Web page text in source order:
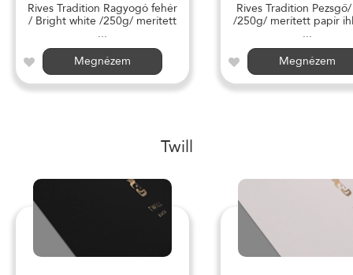
Rives Tradition Ragyogó fehér
/ Bright white /250g/ merített
...
Megnézem
Rives Tradition
/250g/ merített papír
...
Megnézem
Twill